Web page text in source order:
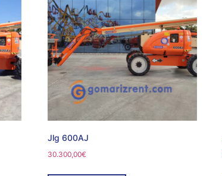
Jlg 600AJ
30.300,00€